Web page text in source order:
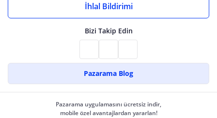
İhlal Bildirimi
Bizi Takip Edin
Pazarama Blog
Pazarama uygulamasını ücretsiz indir,
mobile özel avantajlardan yararlan!